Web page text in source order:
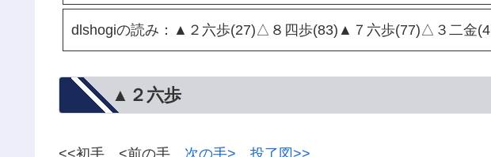
dlshogiの読み：▲２六歩(27)△８四歩(83)▲７六歩(77)△３二金(4
▲２六歩